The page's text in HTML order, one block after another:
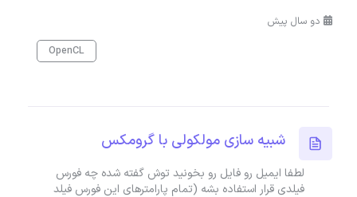
دو سال پیش
OpenCL
شبیه سازی مولکولی با گرومکس
لطفا ایمیل رو فایل رو بخونید توش گفته شده چه فورس
فیلدی قرار استفاده بشه (تمام پارامترهای این فورس فیلد